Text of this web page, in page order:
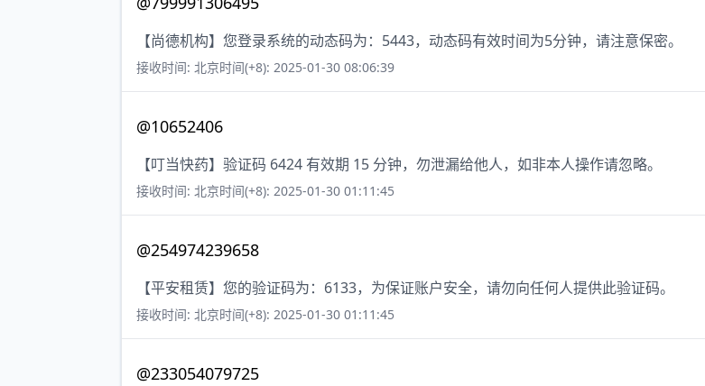
【尚德机构】您登录系统的动态码为：5443，动态码有效时间为5分钟，请注意保密。
接收时间: 北京时间(+8): 2025-01-30 08:06:39
@10652406
【叮当快药】验证码 6424 有效期 15 分钟，勿泄漏给他人，如非本人操作请忽略。
接收时间: 北京时间(+8): 2025-01-30 01:11:45
@254974239658
【平安租赁】您的验证码为：6133，为保证账户安全，请勿向任何人提供此验证码。
接收时间: 北京时间(+8): 2025-01-30 01:11:45
@233054079725